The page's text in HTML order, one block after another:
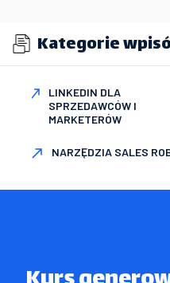
Kategorie
LINKEDIN DLA
SPRZEDAWCÓW I
MARKETERÓW
NARZĘDZIA SALES